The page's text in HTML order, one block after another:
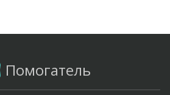
Помогатель